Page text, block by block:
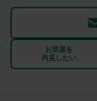
お部屋を
内見したい